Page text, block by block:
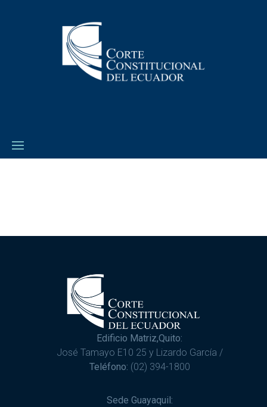
Edificio Matriz,Quito:
José Tamayo E10 25 y Lizardo García /
Teléfono: (02) 394-1800
Sede Guayaquil: